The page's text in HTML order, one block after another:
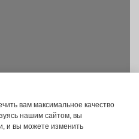
вам максимальное качество
нашим сайтом, вы
и вы можете изменить